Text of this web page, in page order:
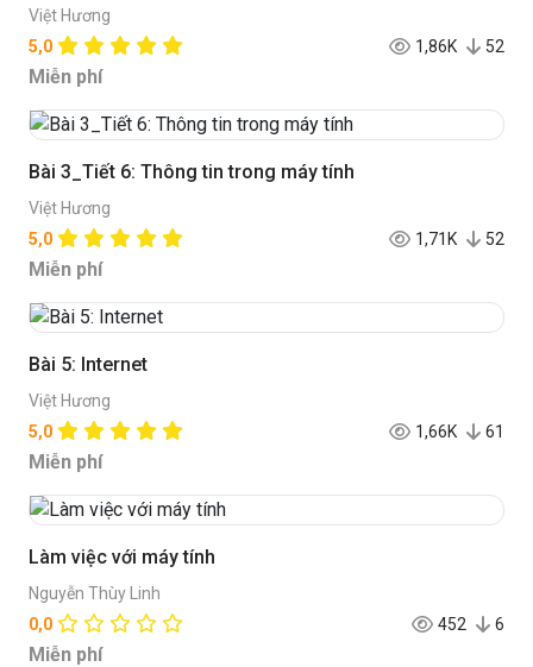
Việt Hương
5,0
1,86K 52
Miễn phí
Bài 3_Tiết 6: Thông tin trong máy tính
Việt Hương
5,0
1,71K 52
Miễn phí
Bài 5: Internet
Việt Hương
5,0
1,66K 61
Miễn phí
Làm việc với máy tính
Nguyễn Thùy Linh
0,0
452 6
Miễn phí